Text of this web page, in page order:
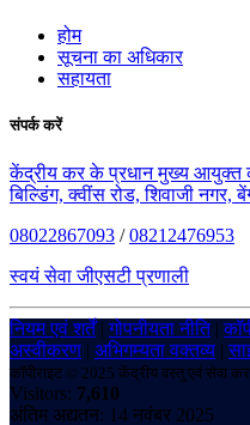
होम
सूचना का अधिकार
सहायता
संपर्क करें
केंद्रीय कर के प्रधान मुख्य आयुक्त
बिल्डिंग, क्वींस रोड, शिवाजी नगर,
08022867093 /08212476953
स्वयं सेवा जीएसटी प्रणाली
नियम एवं शर्तें|गोपनीयता नीति|
अस्वीकरण | अभिगम्यता वक्तव्य |
कॉपीराइट © 2025 केंद्रीय वस्तु एवं सेवा
Visitors: 7,610
अंतिम अद्यतन: 14 नवंबर 2025